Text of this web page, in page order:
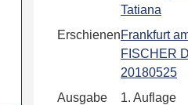
Tatiana
ErschienenFrankfurt
FISCHER
20180525
Ausgabe
1. Auflage